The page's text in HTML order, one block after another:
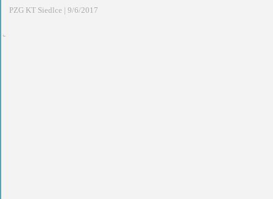
PZG KT Siedlce | 9/6/2017